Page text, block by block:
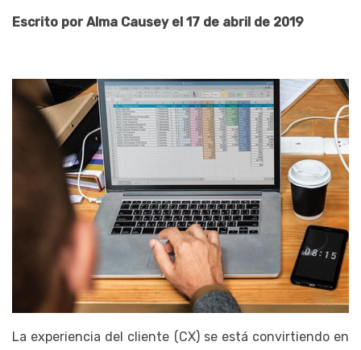
Escrito por Alma Causey el 17 de abril de 2019
La experiencia del cliente (CX) se está convirtiendo en